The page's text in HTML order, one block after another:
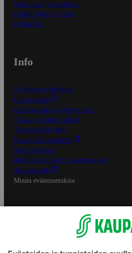
Näin tilaat ja muokkaat
Kaikki ohjeet ja vinkit
In English
Info
S-Business yrityksille
Oiva-raportit
Osuuskauppojen yhteystiedot
Tilaus- ja toimitusehdot
Tietosuojakäytäntö
Palvelun käyttöehdot
Saavutettavuus
Mobiilisovelluksen saavutettavuus
Mainostajalle
Muuta evästeasetuksia
S-ryhmän palvelut